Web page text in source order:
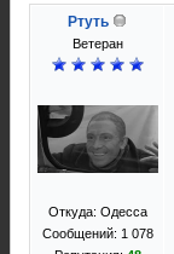
Ртуть
Ветеран
Откуда: Одесса
Сообщений: 1 078